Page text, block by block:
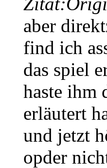
aber
find ich
das spiel
haste ihm
erläutert
und jetzt
opder